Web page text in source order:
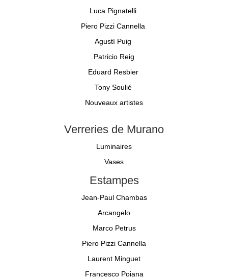
Luca Pignatelli
Piero Pizzi Cannella
Agustí Puig
Patricio Reig
Eduard Resbier
Tony Soulié
Nouveaux artistes
Verreries de Murano
Luminaires
Vases
Estampes
Jean-Paul Chambas
Arcangelo
Marco Petrus
Piero Pizzi Cannella
Laurent Minguet
Francesco Poiana